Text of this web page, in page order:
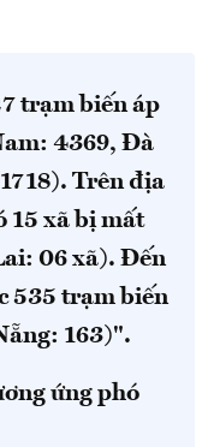
trạm biến áp
4369, Đà
Trên địa
15 xã bị mất
06 xã). Đến
535 trạm biến
163)".
ứng phó